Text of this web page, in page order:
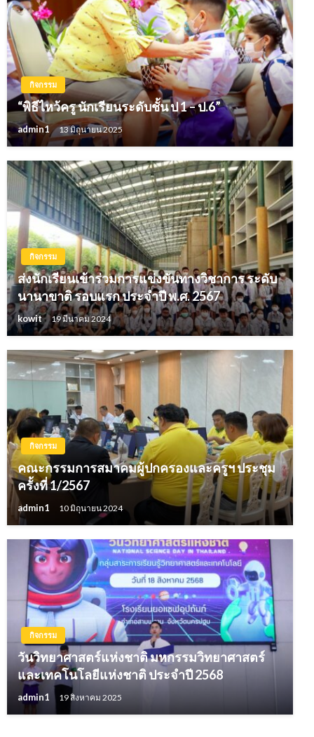
กิจกรรม
“พิธีไหว้ครู นักเรียนระดับชั้น ป 1 – ป.6”
admin1 13 มิถุนายน 2025
กิจกรรม
ส่งนักเรียนเข้าร่วมการแข่งขันทางวิชาการ ระดับ
นานาขาติ รอบแรก ประจำปี พ.ศ. 2567
kowit 19 มีนาคม 2024
กิจกรรม
คณะกรรมการสมาคมผู้ปกครองและครูฯ ประชุม
ครั้งที่ 1/2567
admin1 10 มิถุนายน 2024
กิจกรรม
วันวิทยาศาสตร์แห่งชาติ มหกรรมวิทยาศาสตร์
และเทคโนโลยีแห่งชาติ ประจำปี 2568
admin1 19 สิงหาคม 2025